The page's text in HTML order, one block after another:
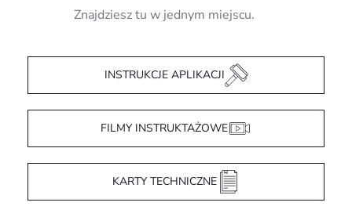
Znajdziesz tu w jednym miejscu.
INSTRUKCJE APLIKACJI
FILMY INSTRUKTAŻOWE
KARTY TECHNICZNE